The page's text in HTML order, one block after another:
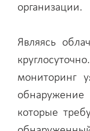
организации.
Являясь
мониторинг
которые